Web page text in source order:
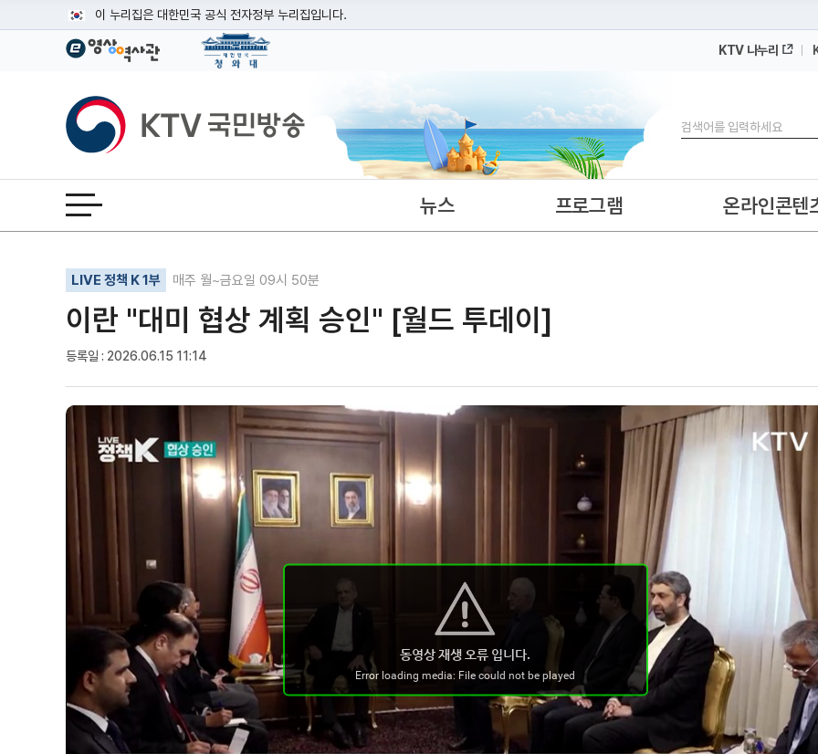
이 누리집은 대한민국 공식 전자정부 누리집입니다.
공식 누리집 주소 확인하기
이밖에 or.kr 또는 .kr등 다른 도메인 주소를 사용하고 있다면 아래 URL에서 도메인 주소를 확인해 보세요
운영중인 공식 누리집보기
KTV 나누리
KTV국민방송
검색
전체메뉴 열기 뉴스 프로그램 온라인콘텐
LIVE 정책 K 1부 매주 월~금요일 09시 50분
이란 "대미 협상 계획 승인" [월드 투데이]
등록일 : 2026.06.15 11:14
기사인쇄
글자확대
글자축소